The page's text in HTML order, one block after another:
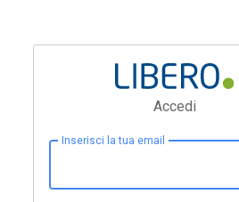
Accedi
Inserisci la tua email